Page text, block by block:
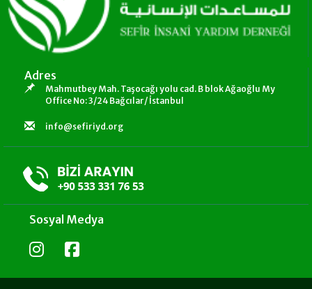
Adres
Mahmutbey Mah. Taşocağı yolu cad. B blok Ağaoğlu My
Office No: 3/24 Bağcılar/ İstanbul
info@sefiriyd.org
Sosyal Medya